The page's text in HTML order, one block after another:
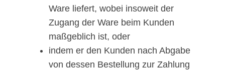
Ware liefert, wobei insoweit der
Zugang der Ware beim Kunden
maßgeblich ist, oder
indem er den Kunden nach Abgabe
von dessen Bestellung zur Zahlung